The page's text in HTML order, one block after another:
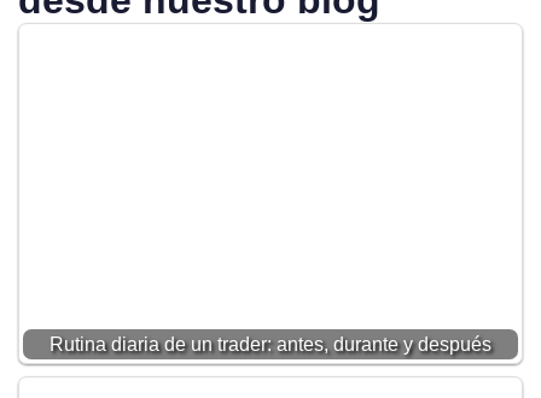
Rutina diaria de un trader: antes, durante y después